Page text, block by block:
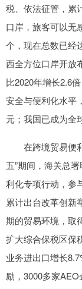
税、依法征管，累
口岸，旅客可以无
个，现在总数已经
西全方位口岸开放
比2020年增长2.6
安全与便利化水平
元；我国已成为全
在跨境贸易便利
五”期间，海关总
利化专项行动，参
累计出台改革创新
期的贸易环境，取
扩大综合保税区保
业务进出口增长
励，3000多家